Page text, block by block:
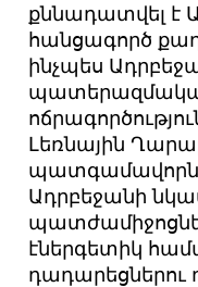
քննադատվել է
հանցագործ
ինչպես
Լեռնային
Ադրբեջանի
էներգետիկ
դադարեցներու